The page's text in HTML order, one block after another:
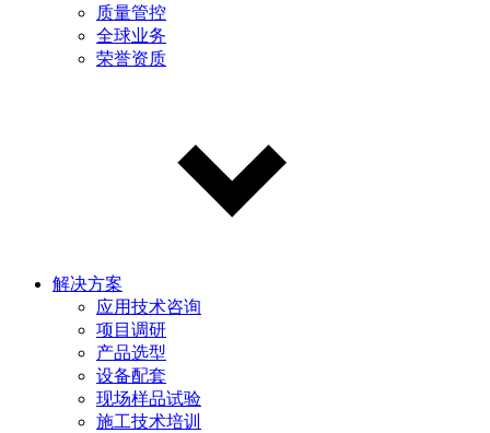
质量管控
全球业务
荣誉资质
解决方案
应用技术咨询
项目调研
产品选型
设备配套
现场样品试验
施工技术培训